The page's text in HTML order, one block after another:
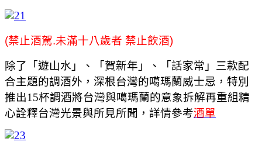
(禁止酒駕.未滿十八歲者 禁止飲酒)
除了「遊山水」、「賀新年」、「話家常」三款配
合主題的調酒外，深根台灣的噶瑪蘭威士忌，特別
推出15杯調酒將台灣與噶瑪蘭的意象拆解再重組精
心詮釋台灣光景與所見所聞，詳情參考酒單